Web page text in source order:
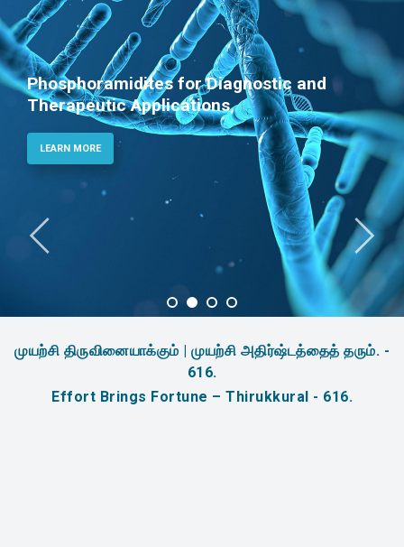
Phosphoramidites for Diagnostic and
Therapeutic Applications
LEARN MORE
முயற்சி திருவினையாக்கும் | முயற்சி அதிர்ஷ்டத்தைத் தரும். -
616.
Effort Brings Fortune – Thirukkural - 616.